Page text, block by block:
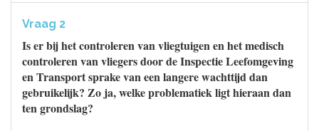
Vraag 2
Is er bij het controleren van vliegtuigen en het medisch
controleren van vliegers door de Inspectie Leefomgeving
en Transport sprake van een langere wachttijd dan
gebruikelijk? Zo ja, welke problematiek ligt hieraan dan
ten grondslag?